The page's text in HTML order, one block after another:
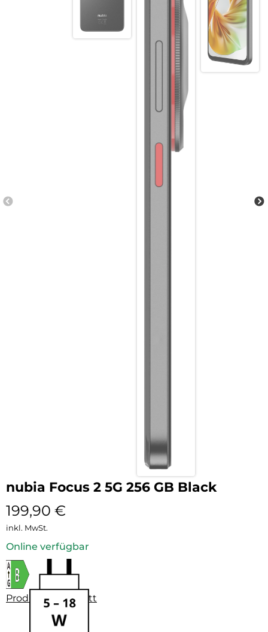
nubia Focus 2 5G 256 GB Black
199,90 €
inkl. MwSt.
Online verfügbar
Produktdatenblatt